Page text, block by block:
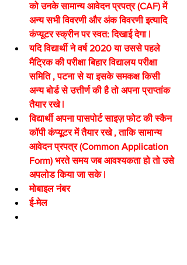
को उनके सामान्य आवेदन प्रपत्र (CAF) में
अन्य सभी विवरणी और अंक विवरणी इत्यादि
कंप्यूटर स्क्रीन पर स्वत: दिखाई देगा |
यदि विद्यार्थी ने वर्ष 2020 या उससे पहले
मैट्रिक की परीक्षा बिहार विद्यालय परीक्षा
समिति , पटना से या इसके समकक्ष किसी
अन्य बोर्ड से उत्तीर्ण की है तो अपना प्राप्तांक
तैयार रखे |
विद्यार्थी अपना पासपोर्ट साइज़ फोट की स्कैन
कॉपी कंप्यूटर में तैयार रखे , ताकि सामान्य
आवेदन प्रपत्र (Common Application
Form) भरते समय जब आवश्यकता हो तो उसे
अपलोड किया जा सके |
मोबाइल नंबर
ई-मेल